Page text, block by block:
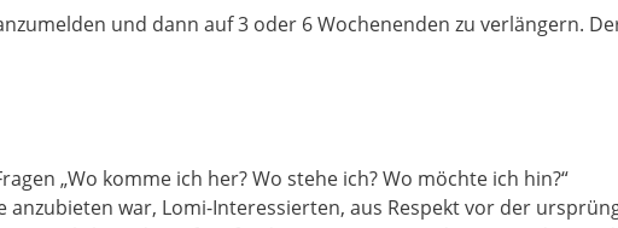
und dann auf 3 oder 6 Wochenenden zu verlängern.
„Wo komme ich her? Wo stehe ich? Wo möchte ich hin?“
war, Lomi-Interessierten, aus Respekt vor der